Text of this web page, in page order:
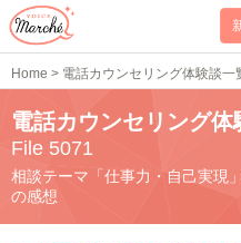
Home > 電話カウンセリング体験談一
電話カウンセリング体
File 5071
相談テーマ「仕事力・自己実現
の感想